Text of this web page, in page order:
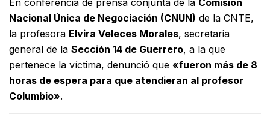
Nacional Única de Negociación (CNUN) de la CNTE,
la profesora Elvira Veleces Morales, secretaria
general de la Sección 14 de Guerrero, a la que
pertenece la víctima, denunció que «fueron más de 8
horas de espera para que atendieran al profesor
Columbio».